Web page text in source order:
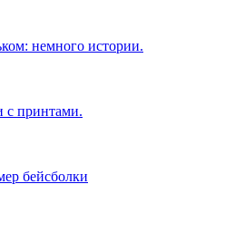
немного истории.
с принтами.
бейсболки